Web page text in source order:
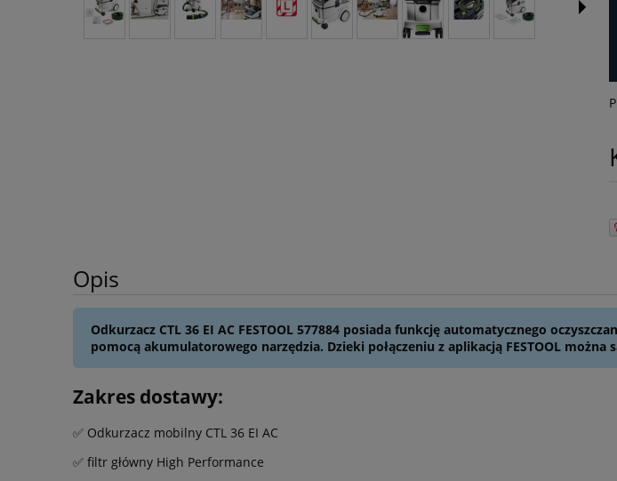
Opis
Odkurzacz CTL 36 EI AC FESTOOL 577884 posiada funkcję automatycznego
pomocą akumulatorowego narzędzia. Dzieki połączeniu z aplikacją FESTOOL można
Zakres dostawy:
✅ Odkurzacz mobilny CTL 36 EI AC
✅ filtr główny High Performance